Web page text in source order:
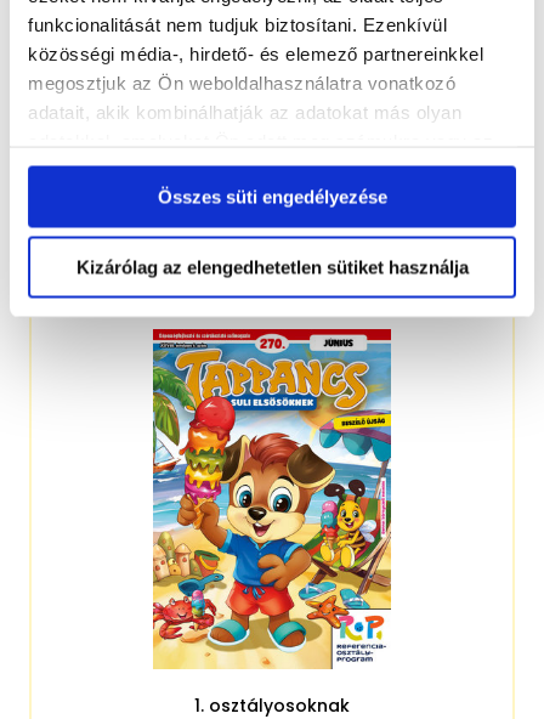
funkcionalitását nem tudjuk biztosítani. Ezenkívül
közösségi média-, hirdető- és elemező partnereinkkel
megosztjuk az Ön weboldalhasználatra vonatkozó
adatait, akik kombinálhatják az adatokat más olyan
Ön által használt más szolgáltatásokból gyűjtöttek.
Összes süti engedélyezése
Kizárólag az elengedhetetlen sütiket használja
4-7 éveseknek
1. osztályosoknak